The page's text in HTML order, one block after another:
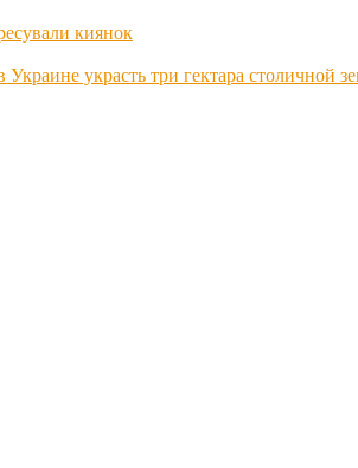
киянок
украсть три гектара столичной